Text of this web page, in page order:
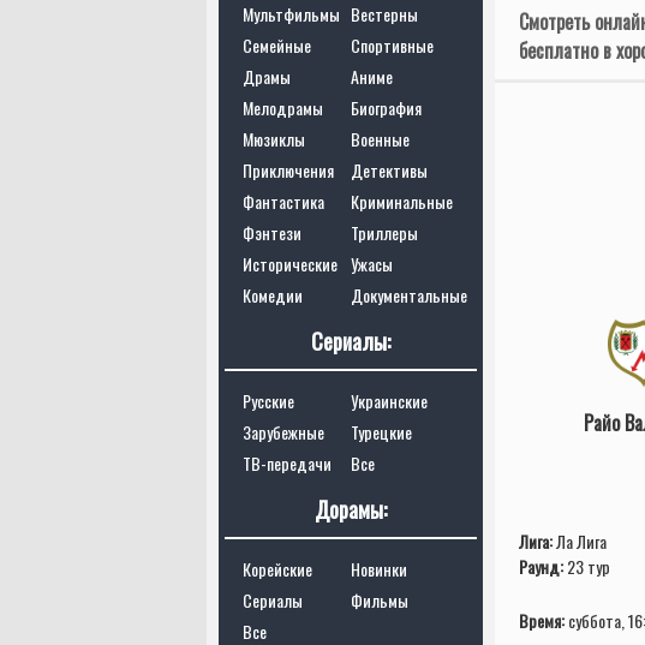
Мультфильмы Вестерны
Семейные
Спортивные
Драмы
Аниме
Мелодрамы
Биография
Мюзиклы
Военные
Приключения
Детективы
Фантастика
Криминальные
Фэнтези
Триллеры
Исторические Ужасы
Комедии
Документальные
Сериалы:
Русские
Украинские
Зарубежные
Турецкие
ТВ-передачи
Все
Дорамы:
Корейские
Новинки
Сериалы
Фильмы
Все
Смотреть
бесплатно в
Райо
Лига:Ла Лига
Раунд:23 тур
Время:суббота,